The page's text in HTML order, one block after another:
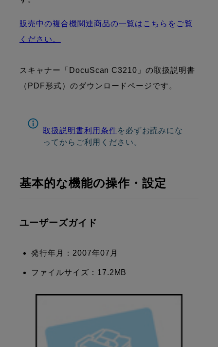
販売中の複合機関連商品の一覧はこちらをご覧
ください。
スキャナー「DocuScan C3210」の取扱説明書
（PDF形式）のダウンロードページです。
取扱説明書利用条件を必ずお読みにな
ってからご利用ください。
基本的な機能の操作・設定
ユーザーズガイド
発行年月：2007年07月
ファイルサイズ：17.2MB